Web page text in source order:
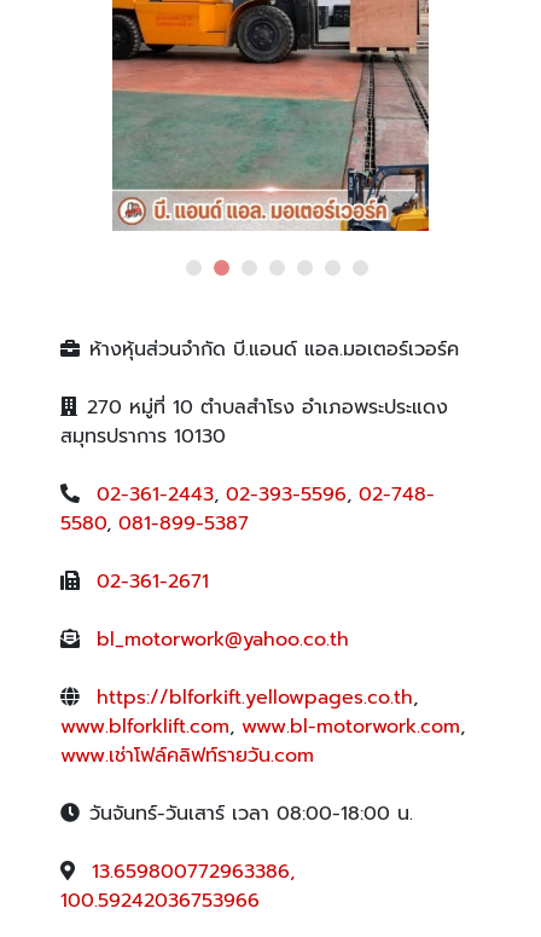
ห้างหุ้นส่วนจำกัด บี.แอนด์ แอล.มอเตอร์เวอร์ค
270 หมู่ที่ 10 ตำบลสำโรง อำเภอพระประแดง
สมุทรปราการ 10130
02-361-2443, 02-393-5596, 02-748-
5580, 081-899-5387
02-361-2671
bl_motorwork@yahoo.co.th
https://blforkift.yellowpages.co.th,
www.blforklift.com, www.bl-motorwork.com,
www.เช่าโฟล์คลิฟท์รายวัน.com
วันจันทร์-วันเสาร์ เวลา 08:00-18:00 น.
13.659800772963386,
100.59242036753966